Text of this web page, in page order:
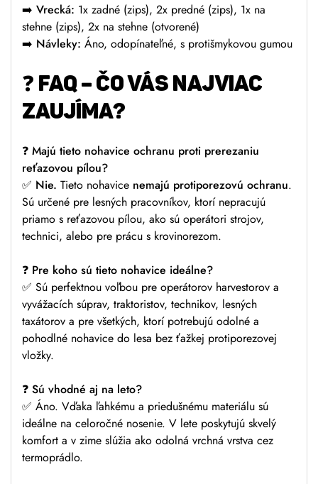
➡️ Vrecká: 1x zadné (zips), 2x predné (zips), 1x na
stehne (zips), 2x na stehne (otvorené)
➡️ Návleky: Áno, odopínateľné, s protišmykovou gumou
❓ FAQ – ČO VÁS NAJVIAC
ZAUJÍMA?
❓ Majú tieto nohavice ochranu proti prerezaniu
reťazovou pílou?
✅ Nie. Tieto nohavice nemajú protiporezovú ochranu.
Sú určené pre lesných pracovníkov, ktorí nepracujú
priamo s reťazovou pílou, ako sú operátori strojov,
technici, alebo pre prácu s krovinorezom.
❓ Pre koho sú tieto nohavice ideálne?
✅ Sú perfektnou voľbou pre operátorov harvestorov a
vyvážacích súprav, traktoristov, technikov, lesných
taxátorov a pre všetkých, ktorí potrebujú odolné a
pohodlné nohavice do lesa bez ťažkej protiporezovej
vložky.
❓ Sú vhodné aj na leto?
✅ Áno. Vďaka ľahkému a priedušnému materiálu sú
ideálne na celoročné nosenie. V lete poskytujú skvelý
komfort a v zime slúžia ako odolná vrchná vrstva cez
termoprádlo.